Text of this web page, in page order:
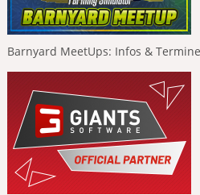
Barnyard MeetUps: Infos &